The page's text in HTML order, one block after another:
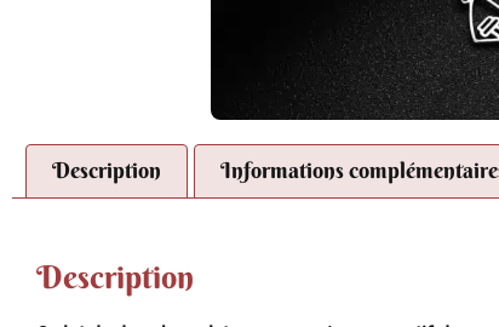
Description Informations
Description